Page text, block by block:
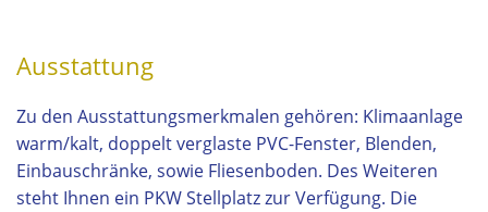
Ausstattung
Zu den Ausstattungsmerkmalen gehören: Klimaanlage
warm/kalt, doppelt verglaste PVC-Fenster, Blenden,
Einbauschränke, sowie Fliesenboden. Des Weiteren
steht Ihnen ein PKW Stellplatz zur Verfügung. Die